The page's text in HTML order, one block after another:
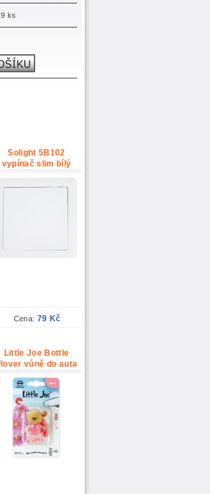
ks
Solight 5B102
vypínač slim bílý
Cena: 79 Kč
Little Joe Bottle
vůně do auta